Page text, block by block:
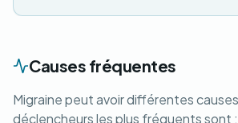
Causes fréquentes
Migraine peut avoir différentes
déclencheurs les plus fréquents sont :